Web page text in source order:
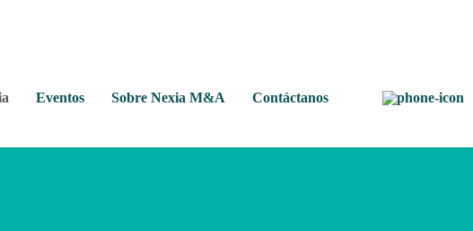
Eventos Sobre Nexia M&A Contáctanos